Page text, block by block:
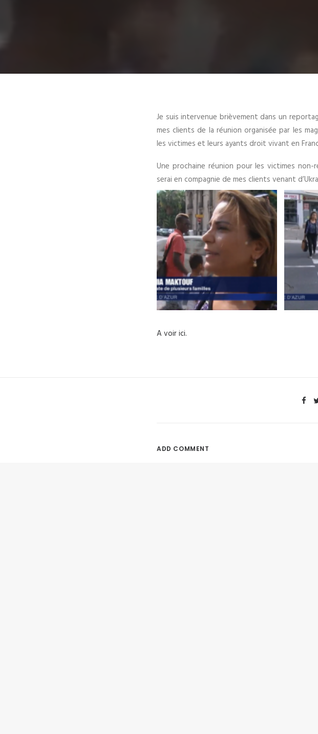
Je suis intervenue brièvement dans un
mes clients de la réunion organisée par les
les victimes et leurs ayants droit vivant en
Une prochaine réunion pour les victimes
serai en compagnie de mes clients venant
A voir ici.
ADD COMMENT